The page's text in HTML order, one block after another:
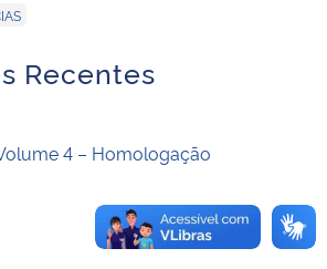
Recentes
4 – Homologação